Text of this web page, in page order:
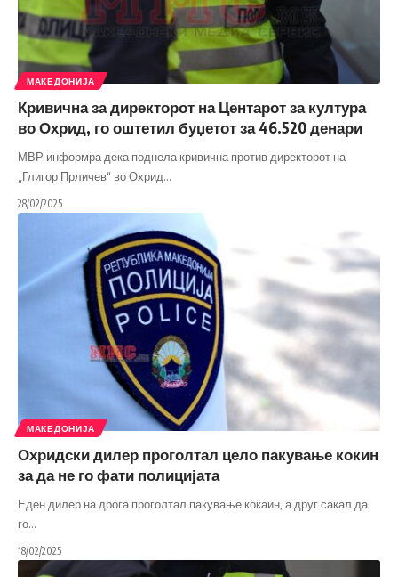
МАКЕДОНИЈА
Кривична за директорот на Центарот за култура
во Охрид, го оштетил буџетот за 46.520 денари
МВР информра дека поднела кривична против директорот на
„Глигор Прличев“ во Охрид…
28/02/2025
МАКЕДОНИЈА
Охридски дилер проголтал цело пакување кокин
за да не го фати полицијата
Еден дилер на дрога проголтал пакување кокаин, а друг сакал да
го…
18/02/2025